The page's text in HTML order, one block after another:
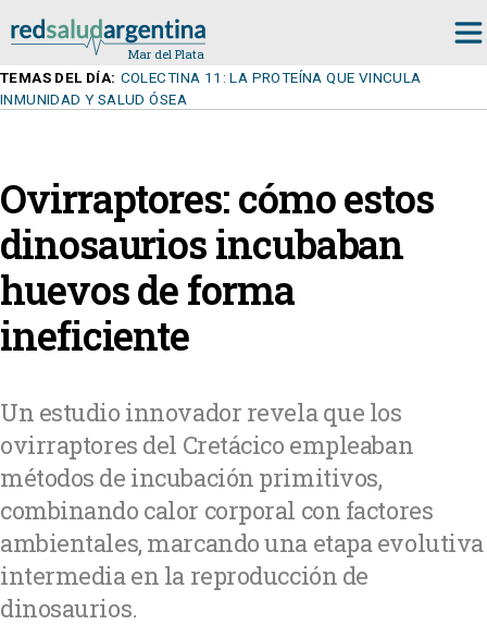
TEMAS DEL DÍA: COLECTINA 11: LA PROTEÍNA QUE VINCULA
INMUNIDAD Y SALUD ÓSEA
Ovirraptores: cómo estos
dinosaurios incubaban
huevos de forma
ineficiente
Un estudio innovador revela que los
ovirraptores del Cretácico empleaban
métodos de incubación primitivos,
combinando calor corporal con factores
ambientales, marcando una etapa evolutiva
intermedia en la reproducción de
dinosaurios.